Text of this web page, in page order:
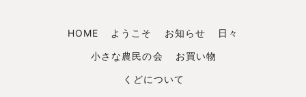
HOME ようこそ お知らせ
日々
小さな農民の会
お買い物
くどについて